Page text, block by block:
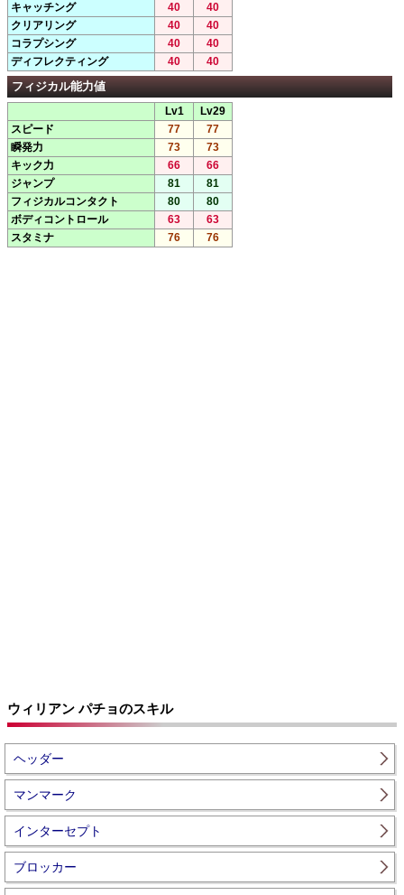
キャッチング 40
40
クリアリング
40
40
コラプシング
40
40
ディフレクティング
40 40
フィジカル能力値
Lv1
Lv29
スピード
77
77
瞬発力
73
73
キック力
66
66
ジャンプ
81
81
フィジカルコンタクト
80
80
ボディコントロール
63
63
スタミナ
76 76
ウィリアン パチョのスキル
ヘッダー
マンマーク
インターセプト
ブロッカー